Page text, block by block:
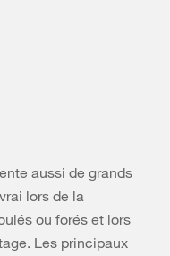
aussi de grands
lors de la
ou forés et lors
Les principaux